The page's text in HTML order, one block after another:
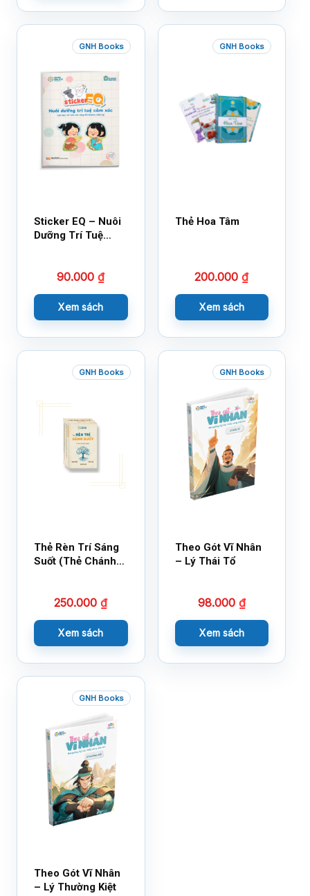
GNH Books
Sticker EQ – Nuôi
Dưỡng Trí Tuệ
Cùng 150 Sticker
90.000₫
Xem sách
GNH Books
Thẻ Hoa Tâm
200.000₫
Xem sách
GNH Books
Thẻ Rèn Trí Sáng
Suốt (Thẻ Chánh
250.000₫
Xem sách
GNH Books
Theo Gót Vĩ Nhân
– Lý Thái Tổ
98.000 ₫
Xem sách
GNH Books
Theo Gót Vĩ Nhân
– Lý Thường Kiệt